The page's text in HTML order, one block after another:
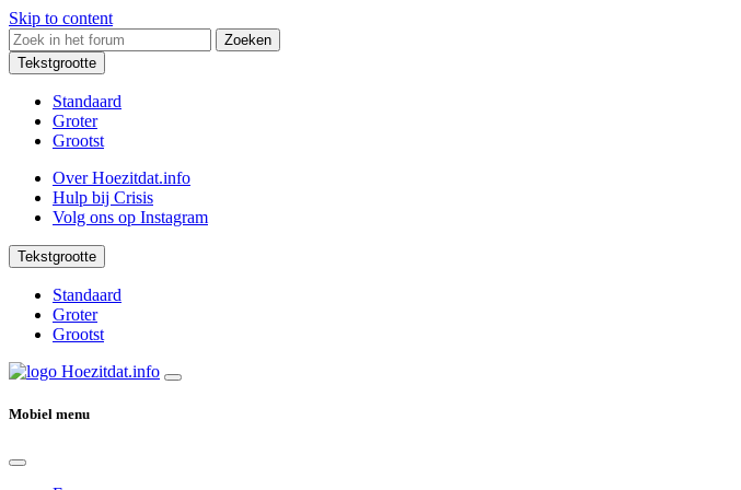
Skip to content
Zoeken
Tekstgrootte
Standaard
Groter
Grootst
Over Hoezitdat.info
Hulp bij Crisis
Volg ons op Instagram
Tekstgrootte
Standaard
Groter
Grootst
Mobiel menu